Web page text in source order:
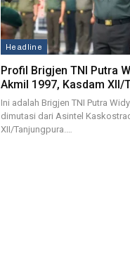
Headline
Profil Brigjen TNI Putra
Akmil 1997, Kasdam XII/
Ini adalah Brigjen TNI Putra
dimutasi dari Asintel
XII/Tanjungpura.…